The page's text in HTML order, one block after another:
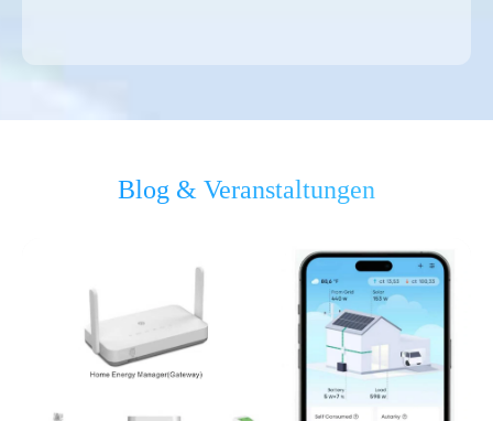
Blog & Veranstaltungen